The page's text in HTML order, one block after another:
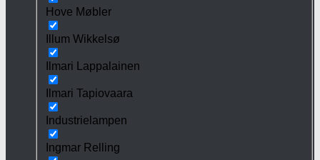
Hove Møbler
Illum Wikkelsø
Ilmari Lappalainen
Ilmari Tapiovaara
Industrielampen
Ingmar Relling